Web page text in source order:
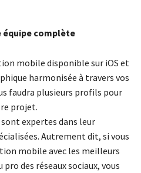
équipe complète
mobile disponible sur iOS et
harmonisée à travers vos
faudra plusieurs profils pour
projet.
expertes dans leur
Autrement dit, si vous
mobile avec les meilleurs
des réseaux sociaux, vous